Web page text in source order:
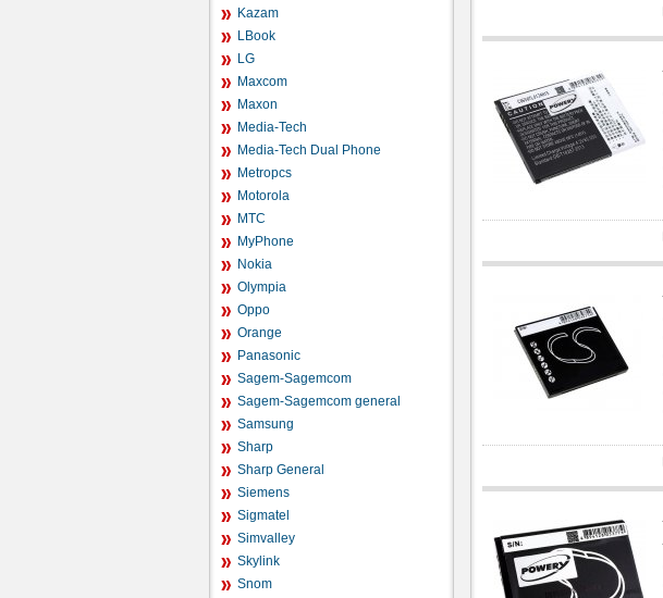
Kazam
LBook
LG
Maxcom
Maxon
Media-Tech
Media-Tech Dual Phone
Metropcs
Motorola
MTC
MyPhone
Nokia
Olympia
Oppo
Orange
Panasonic
Sagem-Sagemcom
Sagem-Sagemcom general
Samsung
Sharp
Sharp General
Siemens
Sigmatel
Simvalley
Skylink
Snom